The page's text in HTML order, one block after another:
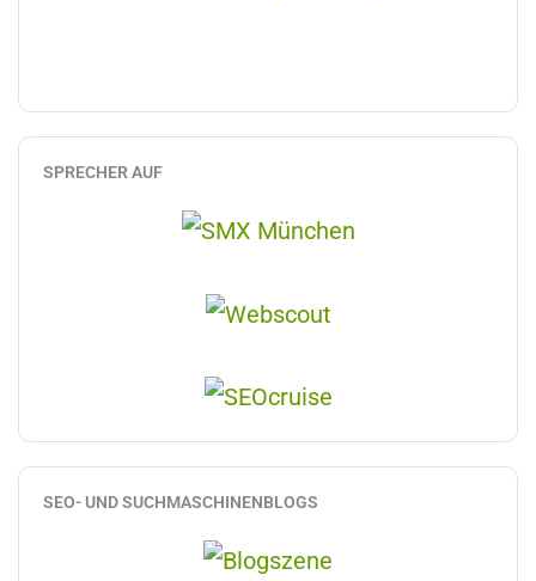
SPRECHER AUF
SEO- UND SUCHMASCHINENBLOGS